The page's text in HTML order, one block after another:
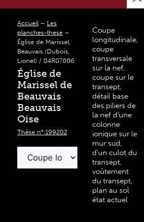
Accueil – Les
planches-these –
Église de Marissel,
Beauvais (Dubois,
Lionel) / 04R07006
Église de
Marissel de
Beauvais
Beauvais
Oise
Thèse n°:199202
Coupe
longitudinale,
coupe
transversale
sur la nef,
coupe sur le
transept,
détail base
des piliers de
la nef d’une
colonne
ionique sur le
mur sud,
d’un culot du
transept,
voûtement
du transept,
plan au sol
état actuel